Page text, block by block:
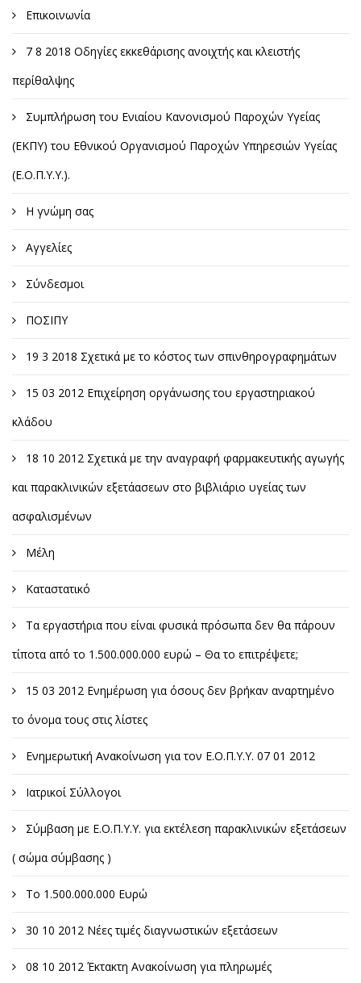
Επικοινωνία
7 8 2018 Οδηγίες εκκεθάρισης ανοιχτής και κλειστής
περίθαλψης
Συμπλήρωση του Ενιαίου Κανονισμού Παροχών Υγείας
(ΕΚΠΥ) του Εθνικού Οργανισμού Παροχών Υπηρεσιών Υγείας
(Ε.Ο.Π.Υ.Υ.).
Η γνώμη σας
Αγγελίες
Σύνδεσμοι
ΠΟΣΙΠΥ
19 3 2018 Σχετικά με το κόστος των σπινθηρογραφημάτων
15 03 2012 Επιχείρηση οργάνωσης του εργαστηριακού
κλάδου
18 10 2012 Σχετικά με την αναγραφή φαρμακευτικής αγωγής
και παρακλινικών εξετάασεων στο βιβλιάριο υγείας των
ασφαλισμένων
Μέλη
Καταστατικό
Τα εργαστήρια που είναι φυσικά πρόσωπα δεν θα πάρουν
τίποτα από το 1.500.000.000 ευρώ – Θα το επιτρέψετε;
15 03 2012 Ενημέρωση για όσους δεν βρήκαν αναρτημένο
το όνομα τους στις λίστες
Ενημερωτική Ανακοίνωση για τον Ε.Ο.Π.Υ.Υ. 07 01 2012
Ιατρικοί Σύλλογοι
Σύμβαση με Ε.Ο.Π.Υ.Υ. για εκτέλεση παρακλινικών εξετάσεων
( σώμα σύμβασης )
Το 1.500.000.000 Ευρώ
30 10 2012 Νέες τιμές διαγνωστικών εξετάσεων
08 10 2012 Έκτακτη Ανακοίνωση για πληρωμές